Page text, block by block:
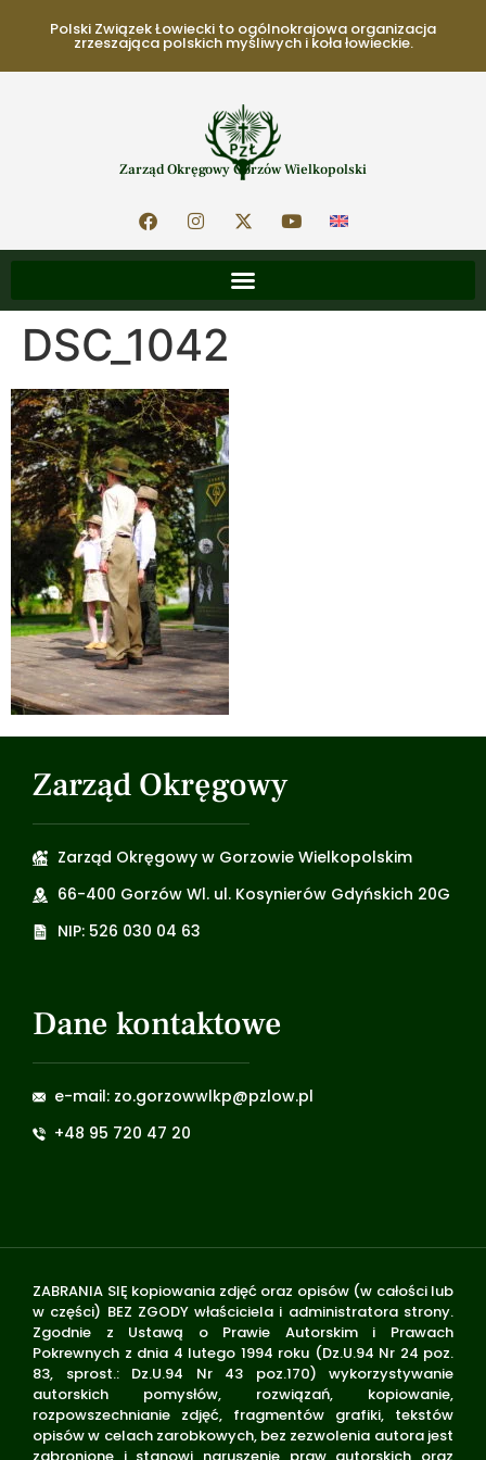
Polski Związek Łowiecki to ogólnokrajowa organizacja
zrzeszająca polskich myśliwych i koła łowieckie.
Zarząd Okręgowy Gorzów Wielkopolski
DSC_1042
Zarząd Okręgowy
Zarząd Okręgowy w Gorzowie Wielkopolskim
66-400 Gorzów Wl. ul. Kosynierów Gdyńskich 20G
NIP: 526 030 04 63
Dane kontaktowe
e-mail: zo.gorzowwlkp@pzlow.pl
+48 95 720 47 20
ZABRANIA SIĘ kopiowania zdjęć oraz opisów (w całości lub
w części) BEZ ZGODY właściciela i administratora strony.
Zgodnie z Ustawą o Prawie Autorskim i Prawach
Pokrewnych z dnia 4 lutego 1994 roku (Dz.U.94 Nr 24 poz.
83, sprost.: Dz.U.94 Nr 43 poz.170) wykorzystywanie
autorskich pomysłów, rozwiązań, kopiowanie,
rozpowszechnianie zdjęć, fragmentów grafiki, tekstów
opisów w celach zarobkowych, bez zezwolenia autora jest